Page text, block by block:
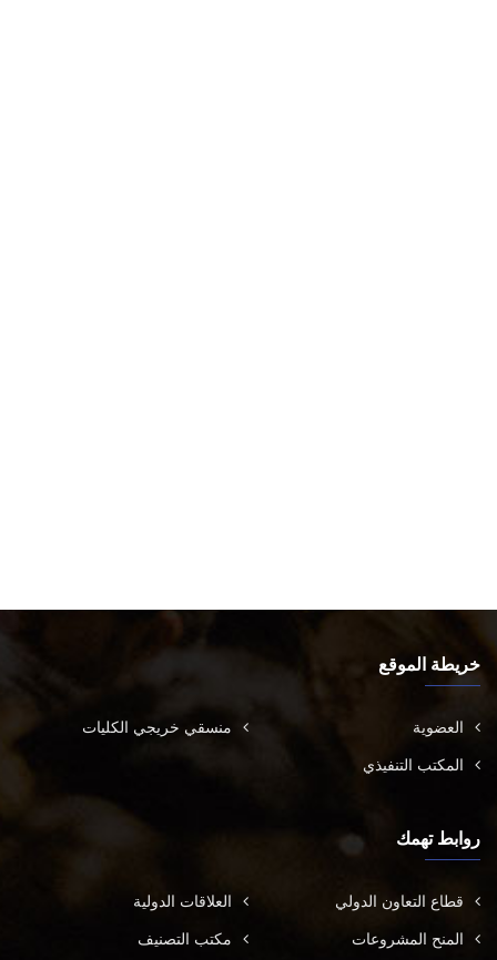
خريطة الموقع
العضوية منسقي خريجي الكليات
المكتب التنفيذي
روابط تهمك
قطاع التعاون الدولي العلاقات الدولية
المنح المشروعات مكتب التصنيف